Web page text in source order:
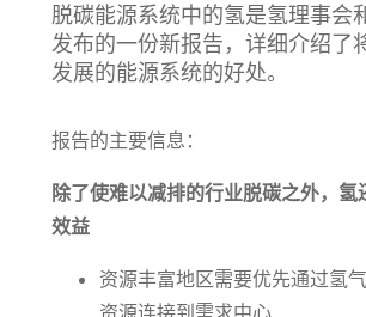
脱碳能源系统中的氢是氢理事会
发布的一份新报告，详细介绍了
发展的能源系统的好处。
报告的主要信息：
除了使难以减排的行业脱碳之外，氢
效益
资源丰富地区需要优先通过氢
资源连接到需求中心